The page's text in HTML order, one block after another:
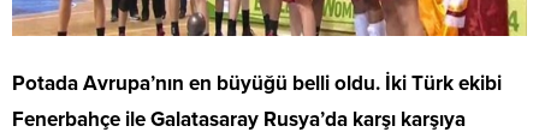
Potada Avrupa’nın en büyüğü belli oldu. İki Türk ekibi
Fenerbahçe ile Galatasaray Rusya’da karşı karşıya